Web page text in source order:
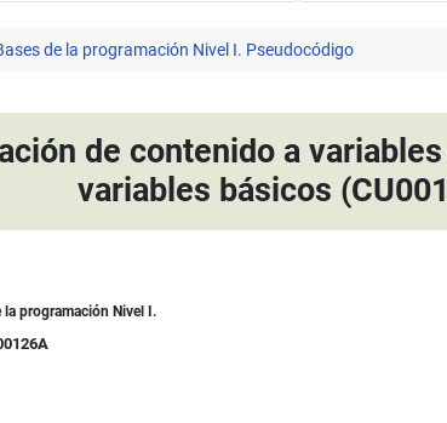
de la programación Nivel I. Pseudocódigo
de contenido a
variables básicos
la programación Nivel I.